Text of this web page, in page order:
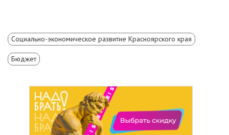
Социально-экономическое развитие Красноярского края
Бюджет